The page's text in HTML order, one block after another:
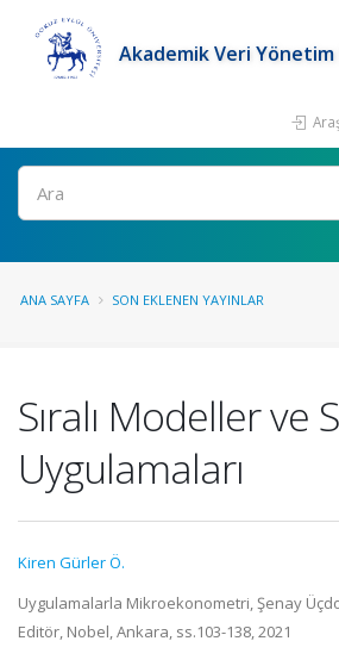
Akademik Veri Yönetim
Ara
ANA SAYFA SON EKLENEN YAYINLAR
Sıralı Modeller ve
Uygulamaları
Kiren Gürler Ö.
Uygulamalarla Mikroekonometri, Şenay
Editör, Nobel, Ankara, ss.103-138, 2021